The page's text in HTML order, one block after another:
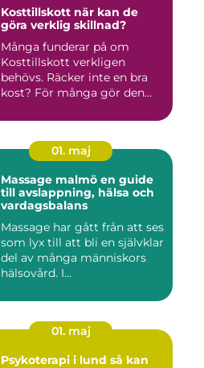
Kosttillskott när kan de
göra verklig skillnad?
Många funderar på om
Kosttillskott verkligen
behövs. Räcker inte en bra
kost? För många gör den
01. maj
Massage malmö en guide
till avslappning, hälsa och
vardagsbalans
Massage har gått från att ses
som lyx till att bli en självklar
del av många människors
hälsovård. I...
01. maj
Psykoterapi i lund så kan